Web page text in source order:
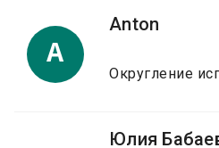
A
Anton
Округление
Юлия